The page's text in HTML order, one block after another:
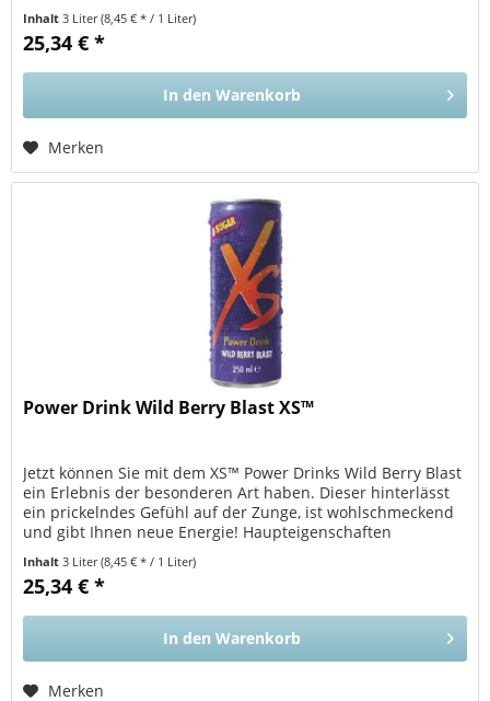
Inhalt3 Liter(8,45 € * / 1 Liter)
25,34 € *
In den Warenkorb
Merken
Power Drink Wild Berry Blast XS™
Jetzt können Sie mit dem XS™ Power Drinks Wild Berry Blast
ein Erlebnis der besonderen Art haben. Dieser hinterlässt
ein prickelndes Gefühl auf der Zunge, ist wohlschmeckend
und gibt Ihnen neue Energie! Haupteigenschaften
Inhalt3 Liter(8,45 € * / 1 Liter)
25,34 € *
In den Warenkorb
Merken